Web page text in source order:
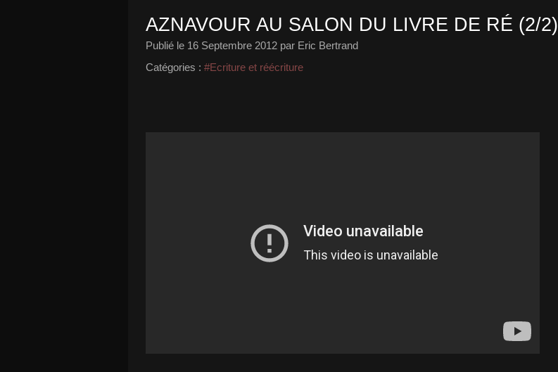
AZNAVOUR AU SALON DU LIVRE DE RÉ (2/2)
Publié le 16 Septembre 2012 par Eric Bertrand
Catégories : #Ecriture et réécriture